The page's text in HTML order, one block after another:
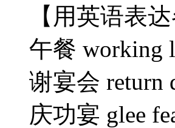
【用英语表
午餐 working
谢宴会 return
庆功宴 glee